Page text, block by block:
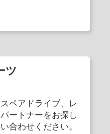
ツ
ペアドライブ、レ
ートナーをお探し
合わせください。